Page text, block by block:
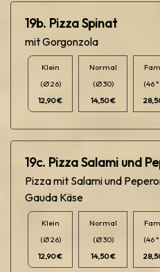
19b. Pizza Spinat
mit Gorgonzola
Klein
(Ø 26)
12,90 €
Normal
(Ø 30)
14,50 €
(46 *
19c. Pizza Salami und
Pizza mit Salami und
Gauda Käse
Klein
(Ø 26)
12,90 €
Normal
(Ø 30)
14,50 €
(46 *